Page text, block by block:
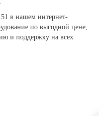
в нашем интернет-
по выгодной цене,
и поддержку на всех